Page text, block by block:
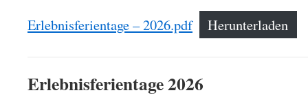
Erlebnisferientage – 2026.pdf Herunterladen
Erlebnisferientage 2026